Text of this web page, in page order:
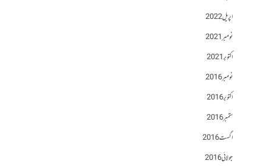
اپریل 2022
نومبر 2021
اکتوبر 2021
نومبر 2016
اکتوبر 2016
ستمبر 2016
اگست 2016
جولائی 2016